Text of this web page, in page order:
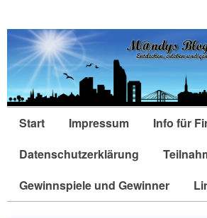
Start Impressum
Info für
Datenschutzerklärung
Gewinnspiele und Gewinner